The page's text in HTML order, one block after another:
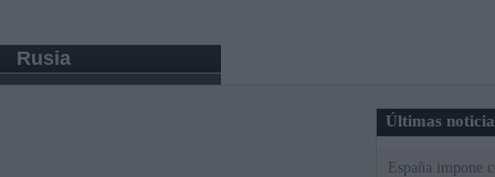
Rusia
Últimas
España impone